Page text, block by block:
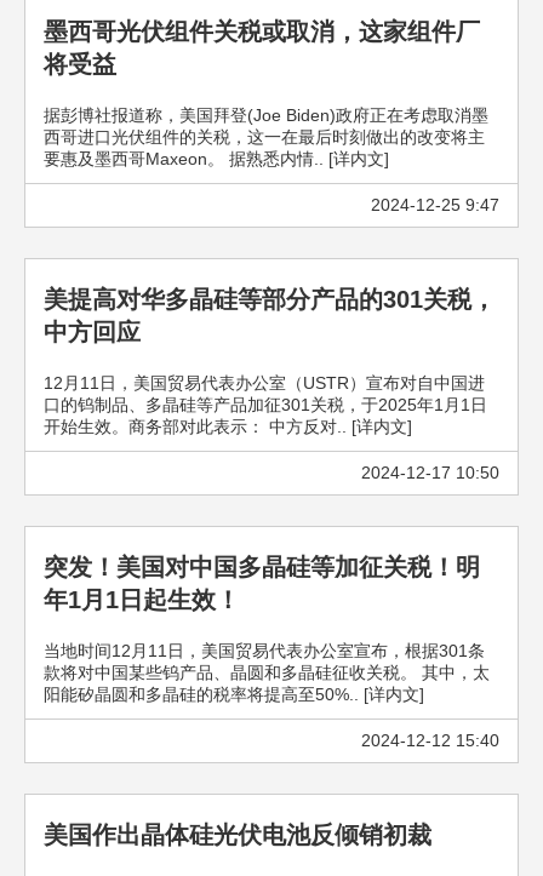
墨西哥光伏组件关税或取消，这家组件厂
将受益
据彭博社报道称，美国拜登(Joe Biden)政府正在考虑取消墨
西哥进口光伏组件的关税，这一在最后时刻做出的改变将主
要惠及墨西哥Maxeon。 据熟悉内情.. [详内文]
2024-12-25 9:47
美提高对华多晶硅等部分产品的301关税，
中方回应
12月11日，美国贸易代表办公室（USTR）宣布对自中国进
口的钨制品、多晶硅等产品加征301关税，于2025年1月1日
开始生效。商务部对此表示： 中方反对.. [详内文]
2024-12-17 10:50
突发！美国对中国多晶硅等加征关税！明
年1月1日起生效！
当地时间12月11日，美国贸易代表办公室宣布，根据301条
款将对中国某些钨产品、晶圆和多晶硅征收关税。 其中，太
阳能矽晶圆和多晶硅的税率将提高至50%.. [详内文]
2024-12-12 15:40
美国作出晶体硅光伏电池反倾销初裁